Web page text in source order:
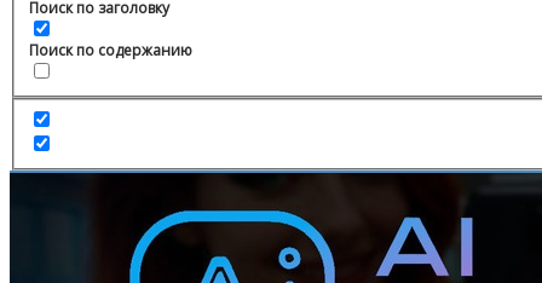
Поиск по заголовку
Поиск по содержанию